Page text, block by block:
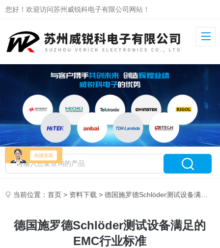
您好！欢迎访问苏州威锐科电子有限公司网站！
当前位置：首页 > 资料下载 > 德国施罗德Schlöder测试设备满足的EMC行业标准
德国施罗德Schlöder测试设备满足的
EMC行业标准